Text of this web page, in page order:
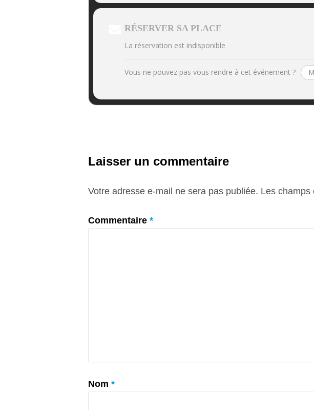
RÉSERVER SA PLACE
La réservation est indisponible
Vous ne pouvez pas vous rendre à cet événement ?
Laisser un commentaire
Votre adresse e-mail ne sera pas publiée. Les champs
Commentaire *
Nom *